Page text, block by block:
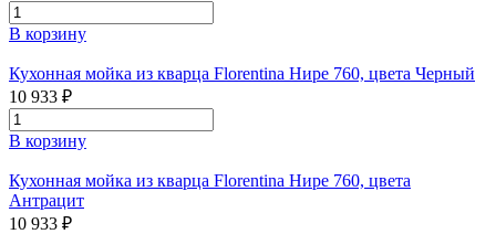
В корзину
Кухонная мойка из кварца Florentina Нире 760, цвета Черный
10 933 ₽
В корзину
Кухонная мойка из кварца Florentina Нире 760, цвета
Антрацит
10 933 ₽